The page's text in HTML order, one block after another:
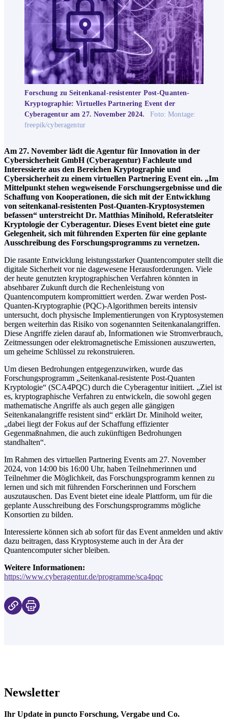
Forschung zu Seitenkanal-resistenter Post-Quanten-
Kryptographie: Virtuelles Partnering Event der
Cyberagentur am 27. November 2024.
Foto: Montage:
freepik/cyberagentur
Am 27. November lädt die Agentur für Innovation in der
Cybersicherheit GmbH (Cyberagentur) Fachleute und
Interessierte aus den Bereichen Kryptographie und
Cybersicherheit zu einem virtuellen Partnering Event ein. „Im
Mittelpunkt stehen wegweisende Forschungsergebnisse und die
Schaffung von Kooperationen, die sich mit der Entwicklung
von seitenkanal-resistenten Post-Quanten-Kryptosystemen
befassen“ unterstreicht Dr. Matthias Minihold, Referatsleiter
Kryptologie der Cyberagentur. Dieses Event bietet eine gute
Gelegenheit, sich mit führenden Experten für eine geplante
Ausschreibung des Forschungsprogramms zu vernetzen.
Die rasante Entwicklung leistungsstarker Quantencomputer stellt die
digitale Sicherheit vor nie dagewesene Herausforderungen. Viele
der heute genutzten kryptographischen Verfahren könnten in
absehbarer Zukunft durch die Rechenleistung von
Quantencomputern kompromittiert werden. Zwar werden Post-
Quanten-Kryptographie (PQC)-Algorithmen bereits intensiv
untersucht, doch physische Implementierungen von Kryptosystemen
bergen weiterhin das Risiko von sogenannten Seitenkanalangriffen.
Diese Angriffe zielen darauf ab, Informationen wie Stromverbrauch,
Zeitmessungen oder elektromagnetische Emissionen auszuwerten,
um geheime Schlüssel zu rekonstruieren.
Um diesen Bedrohungen entgegenzuwirken, wurde das
Forschungsprogramm „Seitenkanal-resistente Post-Quanten
Kryptologie“ (SCA4PQC) durch die Cyberagentur initiiert. „Ziel ist
es, kryptographische Verfahren zu entwickeln, die sowohl gegen
mathematische Angriffe als auch gegen alle gängigen
Seitenkanalangriffe resistent sind“ erklärt Dr. Minihold weiter,
„dabei liegt der Fokus auf der Schaffung effizienter
Gegenmaßnahmen, die auch zukünftigen Bedrohungen
standhalten“.
Im Rahmen des virtuellen Partnering Events am 27. November
2024, von 14:00 bis 16:00 Uhr, haben Teilnehmerinnen und
Teilnehmer die Möglichkeit, das Forschungsprogramm kennen zu
lernen und sich mit führenden Forscherinnen und Forschern
auszutauschen. Das Event bietet eine ideale Plattform, um für die
geplante Ausschreibung des Forschungsprogramms mögliche
Konsortien zu bilden.
Interessierte können sich ab sofort für das Event anmelden und aktiv
dazu beitragen, dass Kryptosysteme auch in der Ära der
Quantencomputer sicher bleiben.
Weitere Informationen:
https://www.cyberagentur.de/programme/sca4pqc
Newsletter
Ihr Update in puncto Forschung, Vergabe und Co.